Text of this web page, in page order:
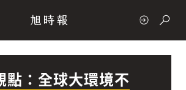
政治
點：全球大環境不